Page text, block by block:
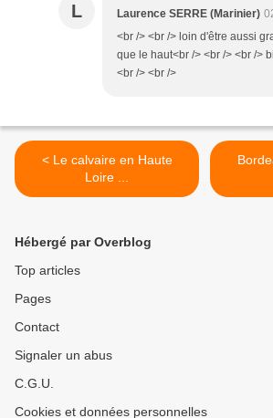
L Laurence SERRE (Marinier)
<br /> <br /> loin d'être aussi
que le haut<br /> <br /> <br />
<br /> <br />
< Le calvaire en Haute
Loire ...
Hébergé par Overblog
Top articles
Pages
Contact
Signaler un abus
C.G.U.
Cookies et données personnelles